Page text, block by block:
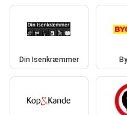
Din Isenkræmmer